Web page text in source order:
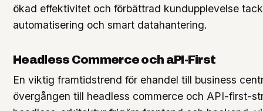
ökad effektivitet och förbättrad kundupplevelse
automatisering och smart datahantering.
Headless Commerce och aPI-First
En viktig framtidstrend för ehandel till business
övergången till headless commerce och API-first-